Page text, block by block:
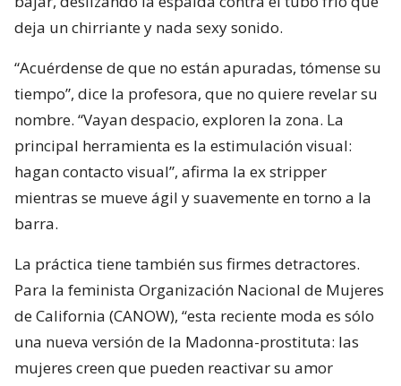
deja un chirriante y nada sexy sonido.
“Acuérdense de que no están apuradas, tómense su
tiempo”, dice la profesora, que no quiere revelar su
nombre. “Vayan despacio, exploren la zona. La
principal herramienta es la estimulación visual:
hagan contacto visual”, afirma la ex stripper
mientras se mueve ágil y suavemente en torno a la
barra.
La práctica tiene también sus firmes detractores.
Para la feminista Organización Nacional de Mujeres
de California (CANOW), “esta reciente moda es sólo
una nueva versión de la Madonna-prostituta: las
mujeres creen que pueden reactivar su amor